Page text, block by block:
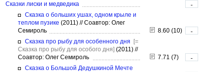
Сказки лиски и медведика
-
Сказка о больших ушах, одном крыле и
теплом пузике (2011) //Соавтор: Олег
Семироль
8.60 (10)
-
Сказка про рыбу для особенного дня
[=
Сказка про рыбу для особого дня] (2011) //
Соавтор: Олег Семироль
7.71 (7)
-
Сказка о Большой Дедушкиной Мечте